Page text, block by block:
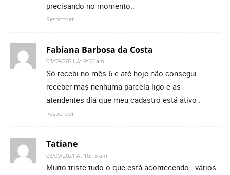
precisando no momento..
Responder
Fabiana Barbosa da Costa
03/09/2021 At 9:56 am
Só recebi no mês 6 e até hoje não consegui
receber mas nenhuma parcela ligo e as
atendentes dia que meu cadastro está ativo .
Responder
Tatiane
03/09/2021 At 10:15 am
Muito triste tudo o que está acontecendo.. vários